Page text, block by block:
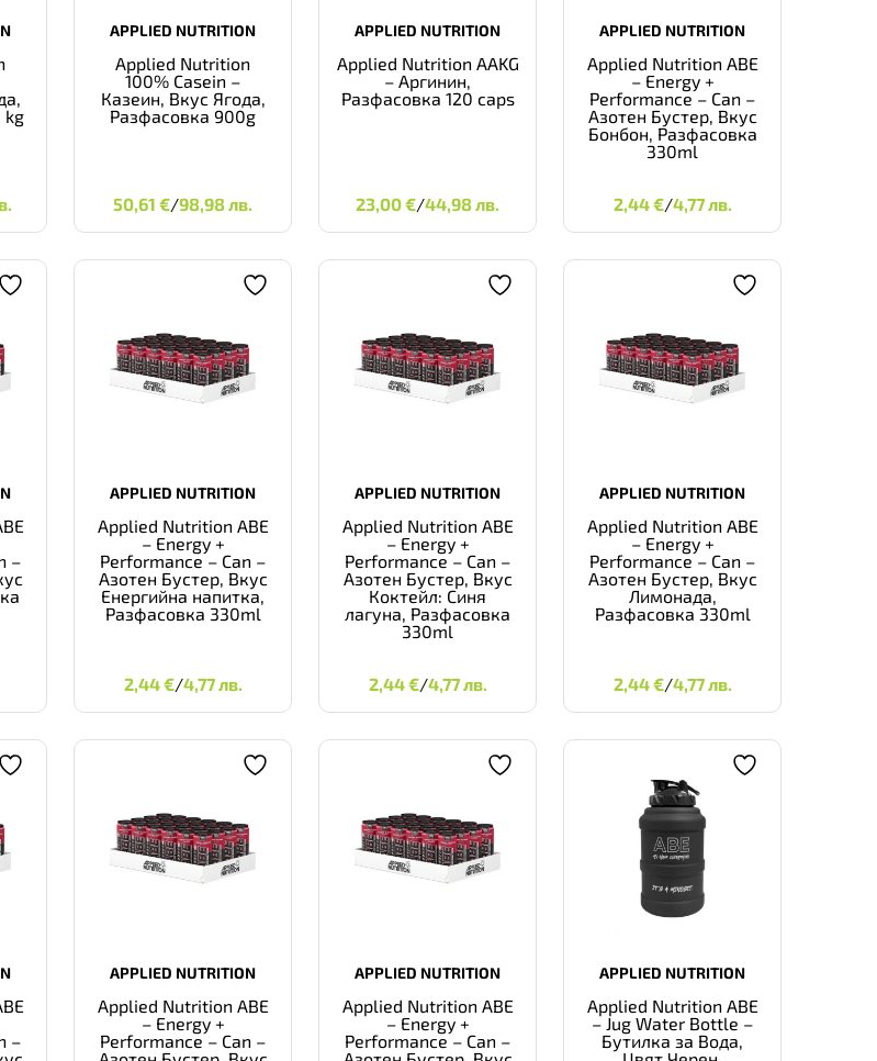
kg
APPLIED NUTRITION
Applied Nutrition
100% Casein –
Казеин, Вкус Ягода,
Разфасовка 900g
50,61€/98,98 лв.
50,61€ 98,98 ЛВ.
APPLIED NUTRITION
Applied Nutrition AAKG
– Аргинин,
Разфасовка 120 caps
23,00€/44,98 лв.
23,00 € 44,98 ЛВ.
APPLIED NUTRITION
Applied Nutrition ABE
– Energy +
Performance – Can –
Азотен Бустер, Вкус
Бонбон, Разфасовка
330ml
2,44€/4,77 лв.
€
–
APPLIED NUTRITION
Applied Nutrition ABE
– Energy +
Performance – Can –
Азотен Бустер, Вкус
Енергийна напитка,
Разфасовка 330ml
2,44€/4,77 лв.
€
APPLIED NUTRITION
Applied Nutrition ABE
– Energy +
Performance – Can –
Азотен Бустер, Вкус
Коктейл: Синя
лагуна, Разфасовка
330ml
2,44€/4,77 лв.
€
APPLIED NUTRITION
Applied Nutrition ABE
– Energy +
Performance – Can –
Азотен Бустер, Вкус
Лимонада,
Разфасовка 330ml
2,44€/4,77 лв.
€
–
APPLIED NUTRITION
Applied Nutrition ABE
– Energy +
Performance – Can –
APPLIED NUTRITION
Applied Nutrition ABE
– Energy +
Performance – Can –
APPLIED NUTRITION
Applied Nutrition ABE
– Jug Water Bottle –
Бутилка за Вода,